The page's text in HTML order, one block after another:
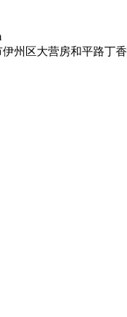
州区大营房和平路丁